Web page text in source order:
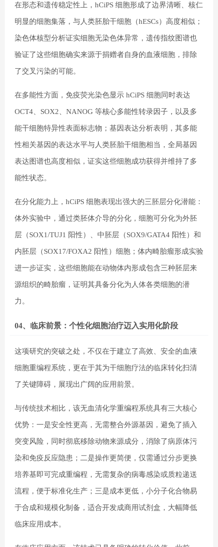
在形态和遗传稳定性上，hCiPS 细胞形成了边界清晰、核仁
明显的细胞集落，与人类胚胎干细胞（hESCs）高度相似；
染色体核型分析证实细胞无染色体异常，遗传指纹图谱也
验证了这些细胞确实来源于捐赠者自身的血液细胞，排除
了交叉污染的可能。
在多能性方面，免疫荧光染色显示 hCiPS 细胞同时表达
OCT4、SOX2、NANOG 等核心多能性转录因子，以及多
能干细胞特异性表面标志物；基因表达分析表明，其多能
性相关基因的表达水平与人类胚胎干细胞相当，全局基因
表达图谱也高度相似，证实这些细胞成功获得并维持了多
能性状态。
在分化能力上，hCiPS 细胞表现出强大的三胚层分化潜能：
体外实验中，通过类胚体介导的分化，细胞可分化为外胚
层（SOX1/TUJ1 阳性）、中胚层（SOX9/GATA4 阳性）和
内胚层（SOX17/FOXA2 阳性）细胞；体内畸胎瘤形成实验
进一步证实，这些细胞能在动物体内形成包含三种胚层来
源组织的畸胎瘤，证明其具备分化为人体各类细胞的潜
力。
04、临床前景：个性化细胞治疗迈入实用化阶段
这项研究的突破之处，不仅在于建立了高效、安全的血液
细胞重编程系统，更在于其为干细胞疗法的临床转化扫清
了关键障碍，展现出广阔的应用前景。
与传统技术相比，该无血清化学重编程系统具有三大核心
优势：一是安全性更高，无需整合外源基因，避免了插入
突变风险，同时彻底移除动物来源成分，消除了病原体污
染和免疫反应隐患；二是操作更简便，仅需通过分步更换
培养基即可完成重编程，无需复杂的病毒感染或质粒递送
流程，便于标准化生产；三是成本更低，小分子化合物易
于合成和规模化制备，适合开发成商用试剂盒，大幅降低
临床应用成本。